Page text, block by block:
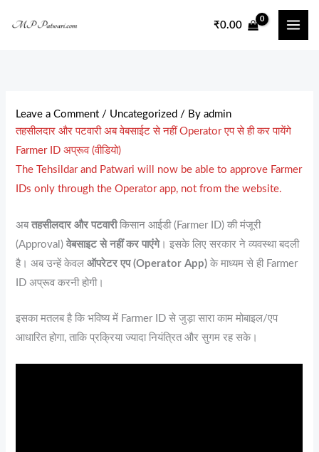
₹0.00
Leave a Comment / Uncategorized / Byadmin
तहसीलदार और पटवारी अब वेबसाईट से नहीं Operator एप से ही कर पायेंगे
Farmer ID अप्रूव (वीडियो)
The Tehsildar and Patwari will now be able to approve Farmer
IDs only through the Operator app, not from the website.
अबतहसीलदार और पटवारीकिसान आईडी (Farmer ID) की मंजूरी
(Approval)वेबसाइट से नहीं कर पाएंगे। इसके लिए सरकार ने व्यवस्था बदली
है। अब उन्हें केवलऑपरेटर एप (Operator App) के माध्यम से ही Farmer
ID अप्रूव करनी होगी।
इसका मतलब है कि भविष्य में Farmer ID से जुड़ा सारा काम मोबाइल/एप
आधारित होगा, ताकि प्रक्रिया ज्यादा नियंत्रित और सुगम रह सके।